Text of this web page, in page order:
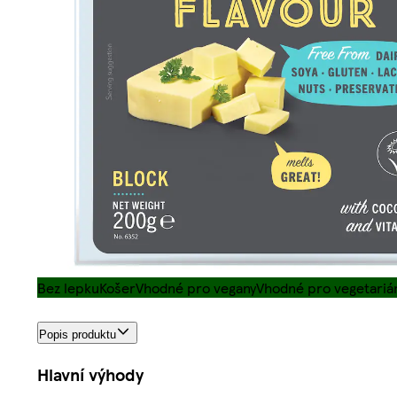
Bez lepkuKošerVhodné pro veganyVhodné pro
Popis produktu
Hlavní výhody